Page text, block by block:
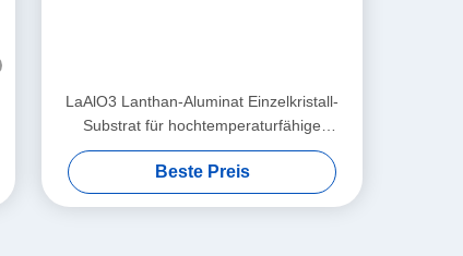
LaAlO3 Lanthan-Aluminat Einzelkristall-
Substrat für hochtemperaturfähige
Supraleiter und riesige
Magnetwiderstands-Dünnfilm
Beste Preis